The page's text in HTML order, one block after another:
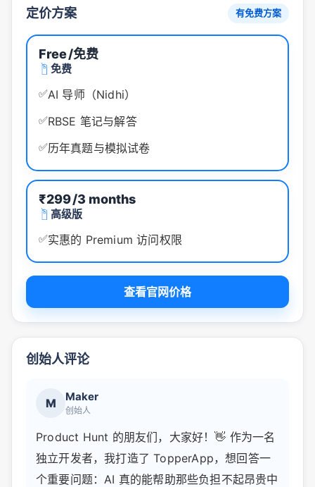
定价方案 有免费方案
Free/免费
免费
✅AI 导师（Nidhi）
✅RBSE 笔记与解答
✅历年真题与模拟试卷
₹299/3 months
高级版
✅实惠的 Premium 访问权限
查看官网价格
创始人评论
M Maker
创始人
Product Hunt 的朋友们，大家好！👋 作为一名
独立开发者，我打造了 TopperApp，想回答一
个重要问题：AI 真的能帮助那些负担不起昂贵中